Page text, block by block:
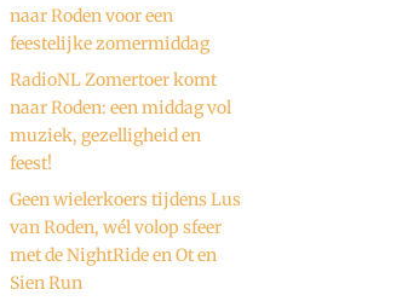
naar Roden voor een
feestelijke zomermiddag
RadioNL Zomertoer komt
naar Roden: een middag vol
muziek, gezelligheid en
feest!
Geen wielerkoers tijdens Lus
van Roden, wél volop sfeer
met de NightRide en Ot en
Sien Run